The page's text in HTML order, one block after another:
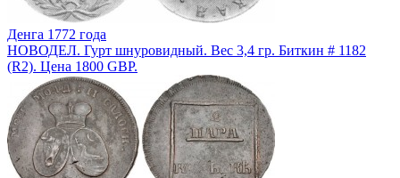
Денга 1772 года
НОВОДЕЛ. Гурт шнуровидный. Вес 3,4 гр. Биткин # 1182
(R2). Цена 1800 GBP.